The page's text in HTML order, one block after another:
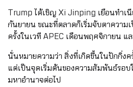
Trump ได้เชิญ Xi Jinping เยือนทำเ
กันยายน ขณะที่ตลาดก็เริ่มจับตาความ
ครั้งในเวที APEC เดือนพฤศจิกายน แ
นั่นหมายความว่า สิ่งที่เกิดขึ้นในปักกิ่งค
แต่เป็นจุดเริ่มต้นของความสัมพันธ์รอบ
มหาอำนาจต่อไป